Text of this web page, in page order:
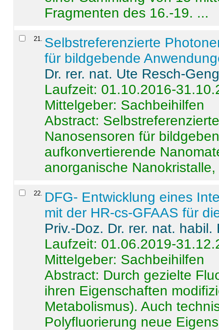
Fragmenten des 16.-19. ...
21
Selbstreferenzierte
für bildgebende
Dr. rer. nat. Ute Resch-
Laufzeit: 01.10.2016-
Mittelgeber: Sachbeihilfen
Abstract:
Nanosensoren für
aufkonvertierende
anorganische
22
DFG- Entwicklung eines
mit der HR-cs-GFAAS für
Priv.-Doz. Dr. rer. nat.
Laufzeit: 01.06.2019-
Mittelgeber: Sachbeihilfen
Abstract: Durch gezielte
ihren Eigenschaften
Metabolismus). Auch
Polyfluorierung neue